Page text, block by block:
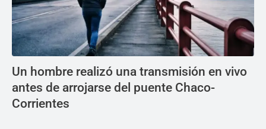
Un hombre realizó una transmisión en vivo
antes de arrojarse del puente Chaco-
Corrientes